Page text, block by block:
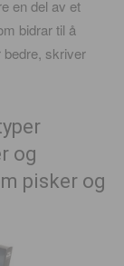
en del av et
bidrar til å
bedre, skriver
og
pisker og